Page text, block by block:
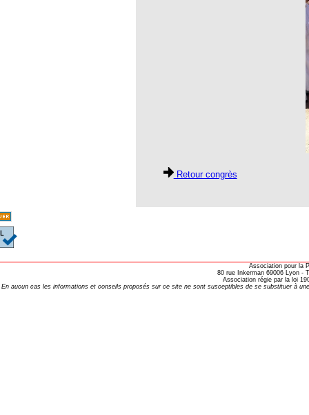
Retour congrès
Association pour la
80 rue Inkerman 69006 Lyon -
Association régie par la loi
En aucun cas les informations et conseils proposés sur ce site ne sont susceptibles de se substituer à